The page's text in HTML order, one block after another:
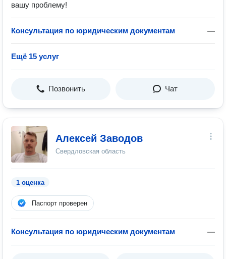
вашу проблему!
Консультация по юридическим документам —
Ещё 15 услуг
Позвонить Чат
Алексей Заводов
Свердловская область
1 оценка
Паспорт проверен
Консультация по юридическим документам —